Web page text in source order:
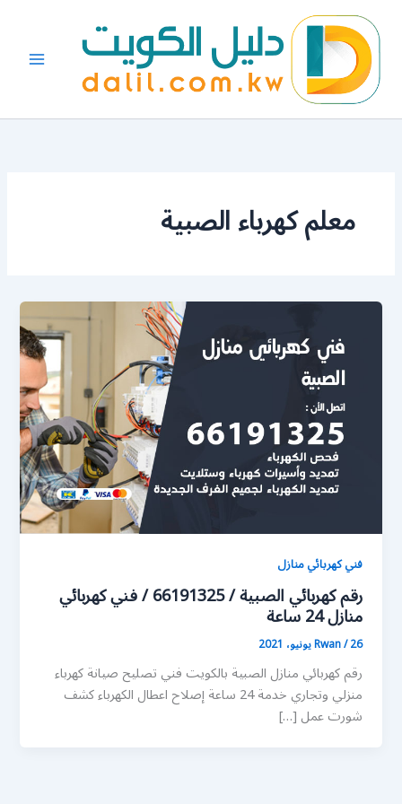
المحتوى
معلم كهرباء الصبية
فني كهربائي منازل
رقم كهربائي الصبية / 66191325 / فني كهربائي
منازل 24 ساعة
Rwan/26 يونيو، 2021
رقم كهربائي منازل الصبية بالكويت فني تصليح صيانة كهرباء
منزلي وتجاري خدمة 24 ساعة إصلاح اعطال الكهرباء كشف
شورت عمل […]